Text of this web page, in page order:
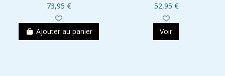
73,95 €
Ajouter au panier
52,95 €
Voir